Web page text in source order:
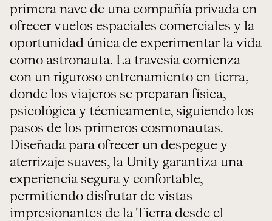
primera nave de una compañía privada en
ofrecer vuelos espaciales comerciales y la
oportunidad única de experimentar la vida
como astronauta. La travesía comienza
con un riguroso entrenamiento en tierra,
donde los viajeros se preparan física,
psicológica y técnicamente, siguiendo los
pasos de los primeros cosmonautas.
Diseñada para ofrecer un despegue y
aterrizaje suaves, la Unity garantiza una
experiencia segura y confortable,
permitiendo disfrutar de vistas
impresionantes de la Tierra desde el